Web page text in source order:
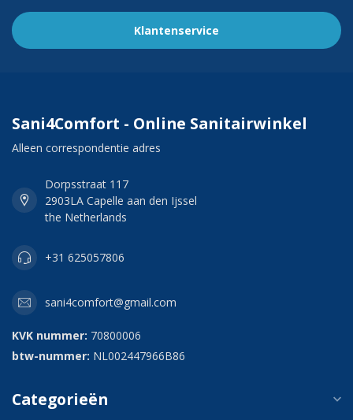
Klantenservice
Sani4Comfort - Online Sanitairwinkel
Alleen correspondentie adres
Dorpsstraat 117
2903LA Capelle aan den Ijssel
the Netherlands
+31 625057806
sani4comfort@gmail.com
KVK nummer: 70800006
btw-nummer: NL002447966B86
Categorieën